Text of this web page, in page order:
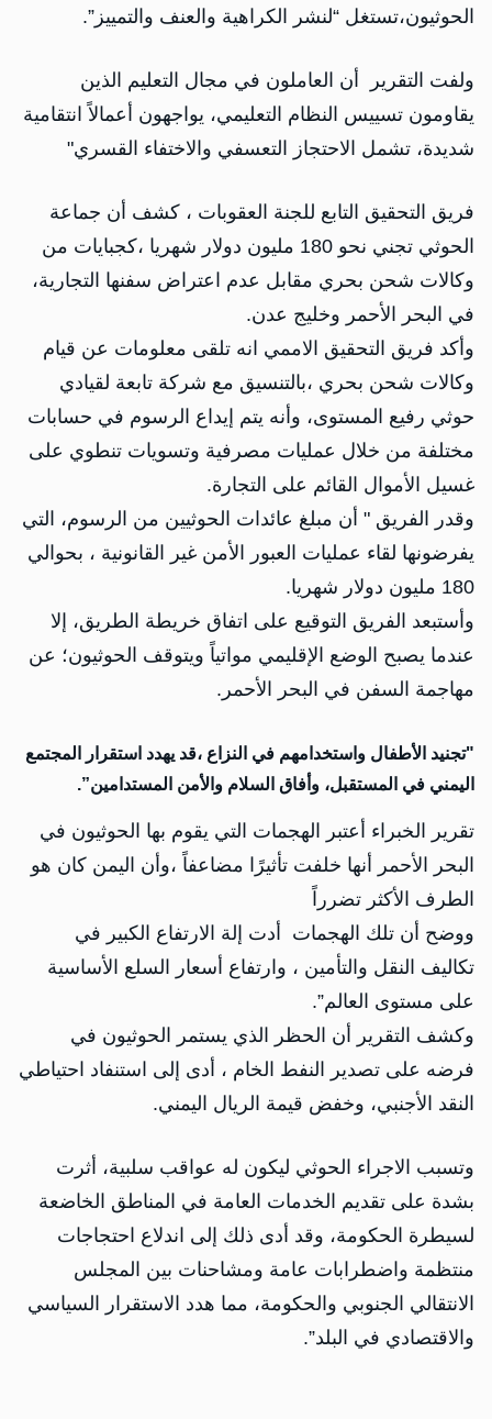
الحوثيون،تستغل “لنشر الكراهية والعنف والتمييز”.
ولفت التقرير أن العاملون في مجال التعليم الذين
يقاومون تسييس النظام التعليمي، يواجهون أعمالاً انتقامية
شديدة، تشمل الاحتجاز التعسفي والاختفاء القسري"
فريق التحقيق التابع للجنة العقوبات ، كشف أن جماعة
الحوثي تجني نحو 180 مليون دولار شهريا ،كجبايات من
وكالات شحن بحري مقابل عدم اعتراض سفنها التجارية،
في البحر الأحمر وخليج عدن.
وأكد فريق التحقيق الاممي انه تلقى معلومات عن قيام
وكالات شحن بحري ،بالتنسيق مع شركة تابعة لقيادي
حوثي رفيع المستوى، وأنه يتم إيداع الرسوم في حسابات
مختلفة من خلال عمليات مصرفية وتسويات تنطوي على
غسيل الأموال القائم على التجارة.
وقدر الفريق " أن مبلغ عائدات الحوثيين من الرسوم، التي
يفرضونها لقاء عمليات العبور الأمن غير القانونية ، بحوالي
180 مليون دولار شهريا.
وأستبعد الفريق التوقيع على اتفاق خريطة الطريق، إلا
عندما يصبح الوضع الإقليمي مواتياً ويتوقف الحوثيون؛ عن
مهاجمة السفن في البحر الأحمر.
"تجنيد الأطفال واستخدامهم في النزاع ،قد يهدد استقرار المجتمع
اليمني في المستقبل، وأفاق السلام والأمن المستدامين”.
تقرير الخبراء أعتبر الهجمات التي يقوم بها الحوثيون في
البحر الأحمر أنها خلفت تأثيرًا مضاعفاً ،وأن اليمن كان هو
الطرف الأكثر تضرراً
ووضح أن تلك الهجمات أدت إلة الارتفاع الكبير في
تكاليف النقل والتأمين ، وارتفاع أسعار السلع الأساسية
على مستوى العالم”.
وكشف التقرير أن الحظر الذي يستمر الحوثيون في
فرضه على تصدير النفط الخام ، أدى إلى استنفاد احتياطي
النقد الأجنبي، وخفض قيمة الريال اليمني.
وتسبب الاجراء الحوثي ليكون له عواقب سلبية، أثرت
بشدة على تقديم الخدمات العامة في المناطق الخاضعة
لسيطرة الحكومة، وقد أدى ذلك إلى اندلاع احتجاجات
منتظمة واضطرابات عامة ومشاحنات بين المجلس
الانتقالي الجنوبي والحكومة، مما هدد الاستقرار السياسي
والاقتصادي في البلد”.